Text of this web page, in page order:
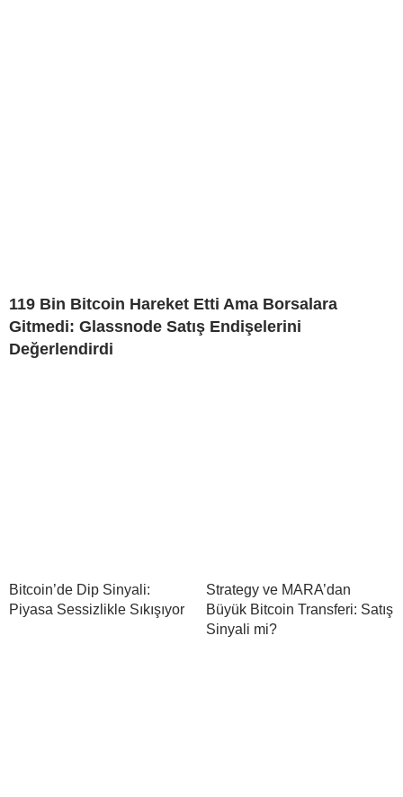
119 Bin Bitcoin Hareket Etti Ama Borsalara
Gitmedi: Glassnode Satış Endişelerini
Değerlendirdi
Bitcoin’de Dip Sinyali:
Piyasa Sessizlikle Sıkışıyor
Strategy ve MARA’dan
Büyük Bitcoin Transferi: Satış
Sinyali mi?